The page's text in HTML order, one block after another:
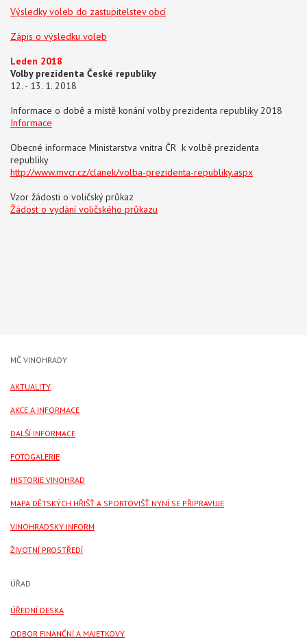
Výsledky voleb do zastupitelstev obcí
Zápis o výsledku voleb
Leden 2018
Volby prezidenta České republiky
12. - 13. 1. 2018
Informace o době a místě konání volby prezidenta republiky 2018
Informace
Obecné informace Ministarstva vnitra ČR k volbě prezidenta
republiky
http://www.mvcr.cz/clanek/volba-prezidenta-republiky.aspx
Vzor žádosti o voličský průkaz
Žádost o vydání voličského průkazu
MČ VINOHRADY
AKTUALITY
AKCE A INFORMACE
DALŠÍ INFORMACE
FOTOGALERIE
HISTORIE VINOHRAD
MAPA DĚTSKÝCH HŘIŠŤ A SPORTOVIŠŤ NYNÍ SE PŘIPRAVUJE
VINOHRADSKÝ INFORM
ŽIVOTNÍ PROSTŘEDÍ
ÚŘAD
ÚŘEDNÍ DESKA
ODBOR FINANČNÍ A MAJETKOVÝ